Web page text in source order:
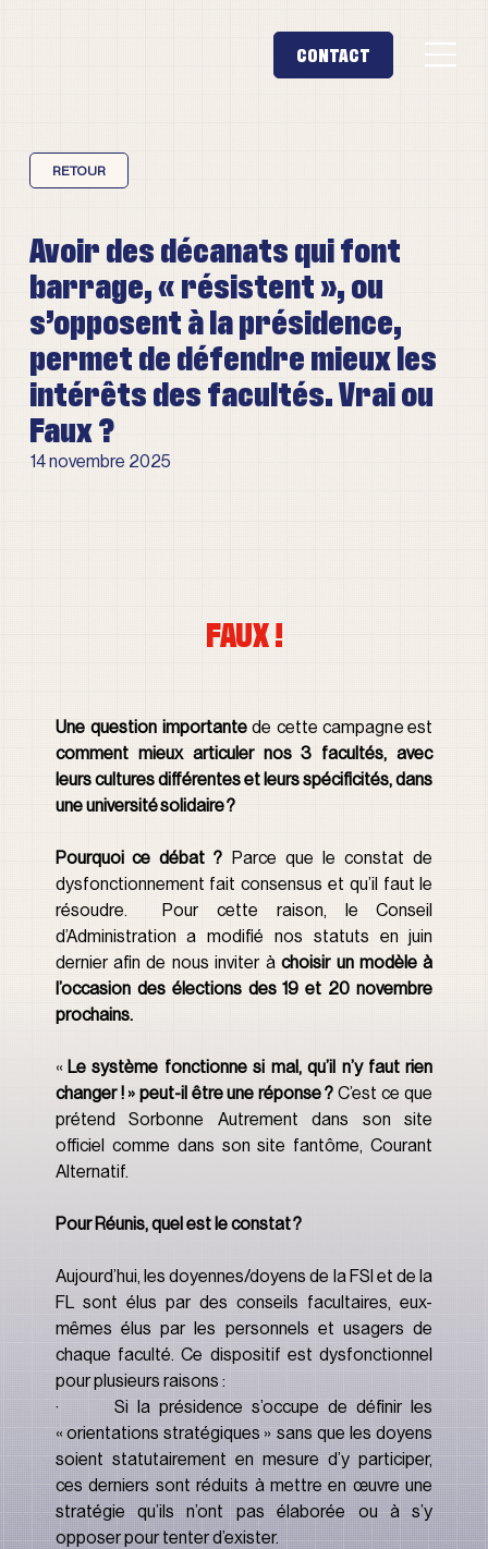
FAUX !
Une question importante
comment mieux articuler nos 3 facultés, avec
leurs cultures différentes et leurs spécificités, dans
une université solidaire ?
Pourquoi ce débat ?
Parce que le constat de
dysfonctionnement fait consensus et qu’il faut le
résoudre.  Pour cette raison, le Conseil
d’Administration a modifié nos statuts en juin
dernier afin de nous inviter à choisir un modèle à
l’occasion des élections des 19 et 20 novembre
prochains.
« Le système fonctionne si mal, qu’il n’y faut rien
changer ! » peut-il être une réponse ? C’est ce que
prétend Sorbonne Autrement dans son site
officiel comme dans son site fantôme, Courant
Alternatif.
Pour Réunis, quel est le constat ?
Aujourd’hui, les doyennes/doyens de la FSI et de la
FL sont élus par des conseils facultaires, eux-
mêmes élus par les personnels et usagers de
chaque faculté. Ce dispositif est dysfonctionnel
pour plusieurs raisons :
·       Si la présidence s’occupe de définir les
« orientations stratégiques » sans que les doyens
soient statutairement en mesure d’y participer,
ces derniers sont réduits à mettre en œuvre une
stratégie qu’ils n’ont pas élaborée ou à s’y
opposer pour tenter d’exister.
RETOUR
Avoir des décanats qui font
barrage, « résistent », ou
s’opposent à la présidence,
permet de défendre mieux les
intérêts des facultés. Vrai ou
Faux ?
14 novembre 2025